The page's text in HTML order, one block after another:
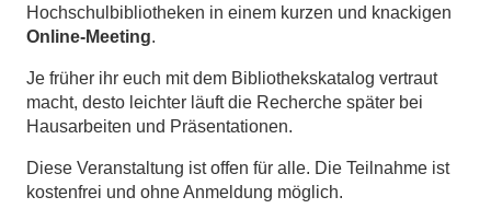
Hochschulbibliotheken in einem kurzen und knackigen
Online-Meeting.
Je früher ihr euch mit dem Bibliothekskatalog vertraut
macht, desto leichter läuft die Recherche später bei
Hausarbeiten und Präsentationen.
Diese Veranstaltung ist offen für alle. Die Teilnahme ist
kostenfrei und ohne Anmeldung möglich.